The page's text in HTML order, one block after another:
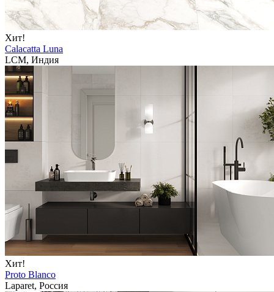
Хит!
Calacatta Luna
LCM, Индия
Хит!
Proto Blanco
Laparet, Россия